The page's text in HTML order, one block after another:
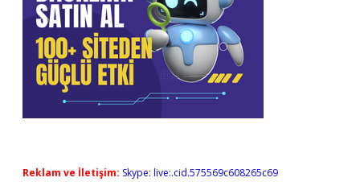
Reklam ve İletişim: Skype: live:.cid.575569c608265c69